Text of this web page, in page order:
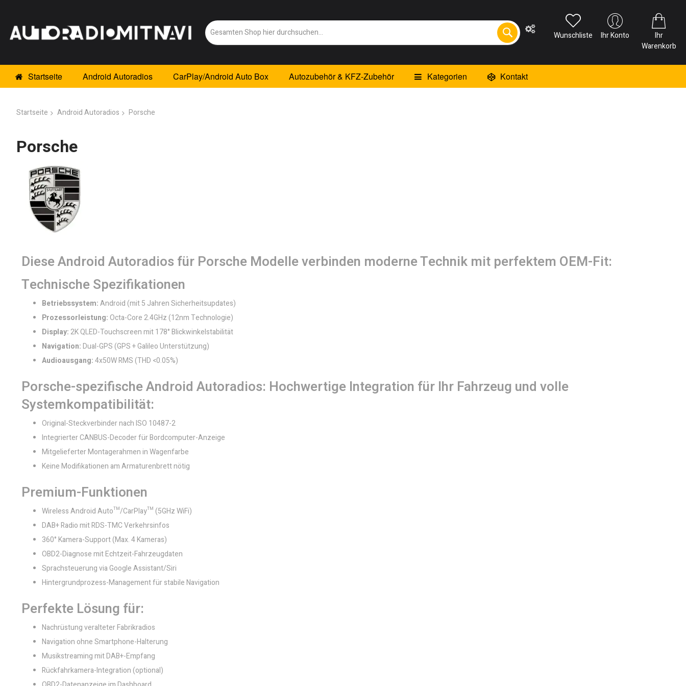
Wunschliste Ihr Konto
Ihr
Warenkorb
Startseite Android Autoradios CarPlay/Android Auto Box Autozubehör & KFZ-Zubehör Kategorien Kontakt
Startseite Android Autoradios Porsche
Porsche
Diese Android Autoradios für Porsche Modelle verbinden moderne Technik mit perfektem OEM-Fit:
Technische Spezifikationen
Betriebssystem:Android (mit 5 Jahren Sicherheitsupdates)
Prozessorleistung:Octa-Core 2.4GHz (12nm Technologie)
Display:2K QLED-Touchscreen mit 178° Blickwinkelstabilität
Navigation:Dual-GPS (GPS + Galileo Unterstützung)
Audioausgang:4x50W RMS (THD <0.05%)
Porsche-spezifische Android Autoradios: Hochwertige Integration für Ihr Fahrzeug und volle
Systemkompatibilität:
Original-Steckverbinder nach ISO 10487-2
Integrierter CANBUS-Decoder für Bordcomputer-Anzeige
Mitgelieferter Montagerahmen in Wagenfarbe
Keine Modifikationen am Armaturenbrett nötig
Premium-Funktionen
Wireless Android Auto™/CarPlay™ (5GHz WiFi)
DAB+ Radio mit RDS-TMC Verkehrsinfos
360° Kamera-Support (Max. 4 Kameras)
OBD2-Diagnose mit Echtzeit-Fahrzeugdaten
Sprachsteuerung via Google Assistant/Siri
Hintergrundprozess-Management für stabile Navigation
Perfekte Lösung für:
Nachrüstung veralteter Fabrikradios
Navigation ohne Smartphone-Halterung
Musikstreaming mit DAB+-Empfang
Rückfahrkamera-Integration (optional)